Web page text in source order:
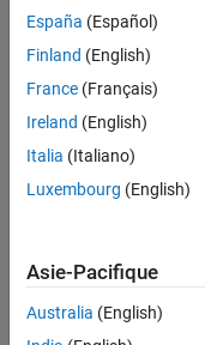
España (Español)
Finland (English)
France (Français)
Ireland (English)
Italia (Italiano)
Luxembourg (English)
Asie-Pacifique
Australia (English)